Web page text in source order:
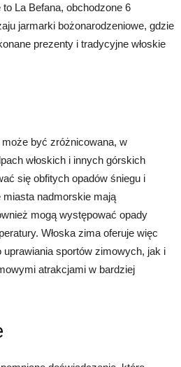
La Befana, obchodzone 6
jarmarki bożonarodzeniowe, gdzie
prezenty i tradycyjne włoskie
może być zróżnicowana, w
włoskich i innych górskich
się obfitych opadów śniegu i
miasta nadmorskie mają
mogą występować opady
Włoska zima oferuje więc
uprawiania sportów zimowych, jak i
atrakcjami w bardziej